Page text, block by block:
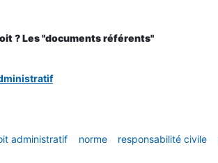
? Les "documents référents"
administratif norme responsabilité civile